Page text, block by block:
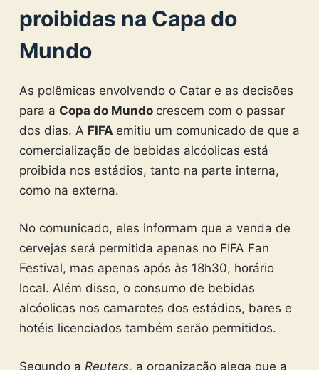
proibidas na Capa do
Mundo
As polêmicas envolvendo o Catar e as decisões
para a Copa do Mundo crescem com o passar
dos dias. A FIFA emitiu um comunicado de que a
comercialização de bebidas alcóolicas está
proibida nos estádios, tanto na parte interna,
como na externa.
No comunicado, eles informam que a venda de
cervejas será permitida apenas no FIFA Fan
Festival, mas apenas após às 18h30, horário
local. Além disso, o consumo de bebidas
alcóolicas nos camarotes dos estádios, bares e
hotéis licenciados também serão permitidos.
Segundo a Reuters, a organização alega que a